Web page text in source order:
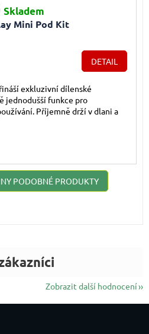
Mini Pod Kit
je 5,0 z 5 hvězdiček.
Skladem
DETAIL
exkluzivní dílenské
jednodušší funkce pro
Příjemně drží v dlani a
PODOBNÉ PRODUKTY
Zobrazit další hodnocení